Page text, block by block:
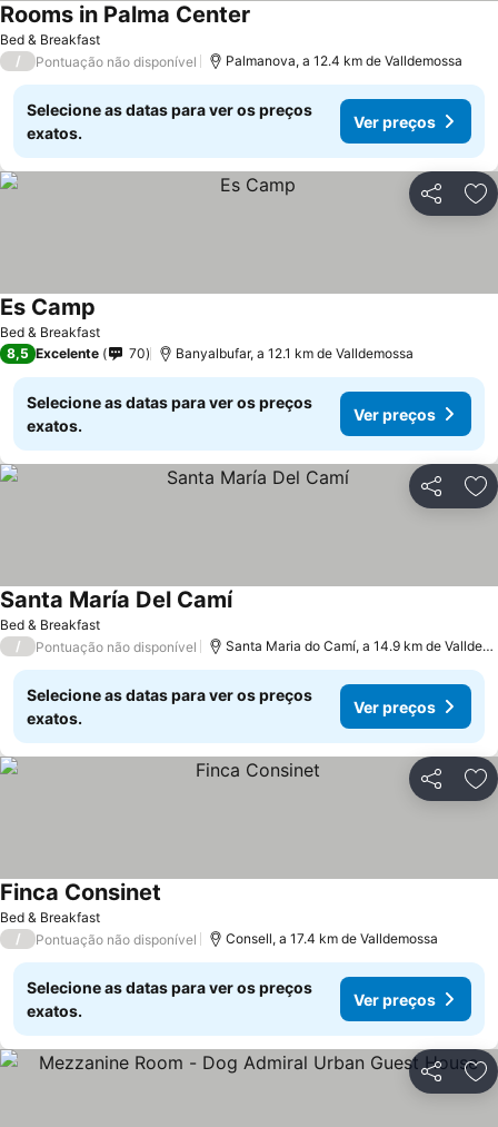
Bed & Breakfast
Rooms in Palma Center
/ Pontuação não disponível Palmanova, a 12.4 km de Valldemossa
Selecione as datas para ver os preços
exatos.
Ver preços
Partilhar
Bed & Breakfast
Es Camp
8,5 Excelente 70 Banyalbufar, a 12.1 km de Valldemossa
Selecione as datas para ver os preços
exatos.
Ver preços
Partilhar
Bed & Breakfast
Santa María Del Camí
/ Pontuação não disponível Santa Maria do Camí, a 14.9 km de Valldemossa
Selecione as datas para ver os preços
exatos.
Ver preços
Partilhar
Bed & Breakfast
Finca Consinet
/ Pontuação não disponível Consell, a 17.4 km de Valldemossa
Selecione as datas para ver os preços
exatos.
Ver preços
Partilhar